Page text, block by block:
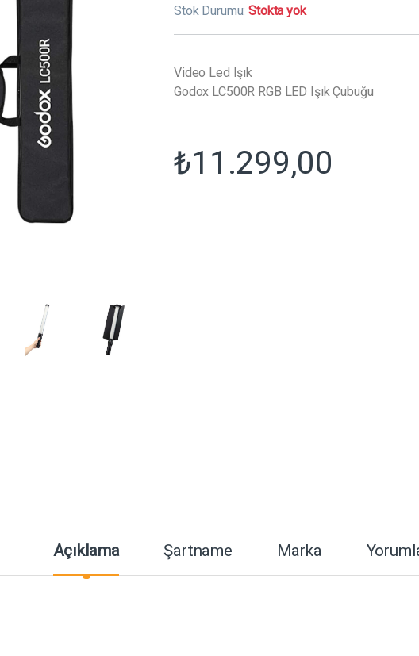
Stok Durumu:Stokta yok
Video Led Işık
Godox LC500R RGB LED Işık Çubuğu
₺11.299,00
Açıklama Şartname Marka